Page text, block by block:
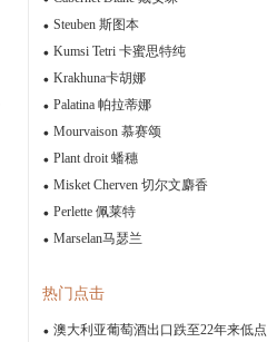
Steuben 斯图本
Kumsi Tetri 卡蜜思特纯
Krakhuna卡胡娜
Palatina 帕拉蒂娜
Mourvaison 慕赛颂
Plant droit 蟠穗
Misket Cherven 切尔文麝香
Perlette 佩莱特
Marselan马瑟兰
热门点击
澳大利亚葡萄酒出口跌至22年来低点